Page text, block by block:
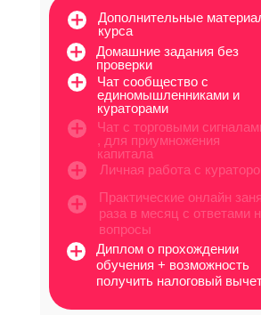
Дополнительные
курса
Домашние задания без
проверки
Чат сообщество с
единомышленниками и
кураторами
Чат с торговыми
, для приумножения
капитала
Личная работа с
Практические онлайн
раза в месяц с ответами
вопросы
Диплом о прохождении
обучения + возможность
получить налоговый